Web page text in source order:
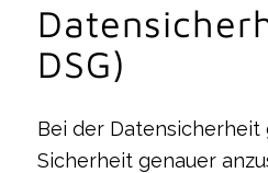
DSG)
Bei der Datensicherheit
Sicherheit genauer